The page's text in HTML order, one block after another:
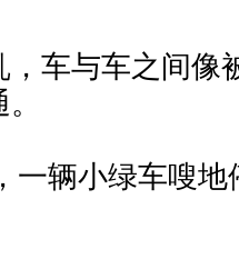
车与车之间像
一辆小绿车嗖